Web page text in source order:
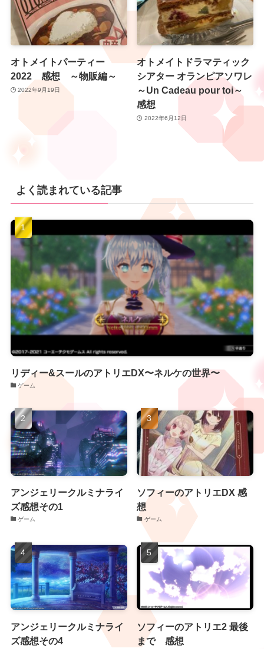
オトメイトパーティー
2022 感想 ～物販編～
2022年9月19日
オトメイトドラマティック
シアター オランピアソワレ
～Un Cadeau pour toi～
感想
2022年6月12日
よく読まれている記事
リディー&スールのアトリエDX〜ネルケの世界〜
ゲーム
アンジェリークルミナライ
ズ感想その1
ゲーム
ソフィーのアトリエDX 感
想
ゲーム
アンジェリークルミナライ
ズ感想その4
ソフィーのアトリエ2 最後
まで 感想